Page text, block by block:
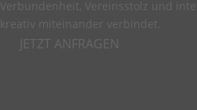
Verbundenheit, Vereinsstolz und
kreativ miteinander verbindet.
JETZT ANFRAGEN